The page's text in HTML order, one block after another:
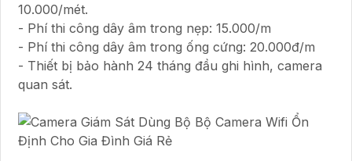
10.000/mét.
- Phí thi công dây âm trong nẹp: 15.000/m
- Phí thi công dây âm trong ống cứng: 20.000đ/m
- Thiết bị bảo hành 24 tháng đầu ghi hình, camera
quan sát.